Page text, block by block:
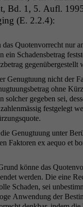
Bd. 1, 5. Aufl.
(E. 2.2.4):
das Quoten­vor­recht nur
ein Schadens­be­trag
gegenübergestellt
Genug­tu­ung nicht der
ohne
solch­er gegeben sei,
fest­gelegt
Genug­tu­ung unter
Fak­toren ex aequo et
könne das
wer­den. Die eine
Schaden, sei
Anwen­dung der